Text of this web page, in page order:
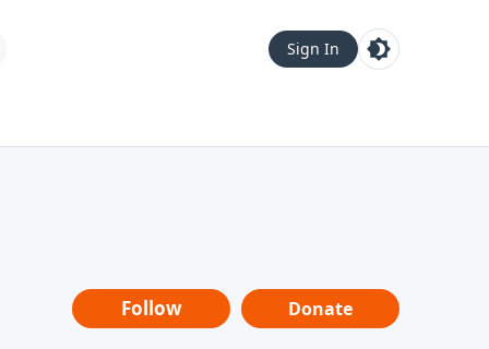
Sign In
Follow Donate